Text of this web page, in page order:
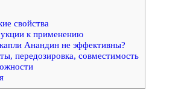
свойства
к применению
Анандин не эффективны?
передозировка, совместимость